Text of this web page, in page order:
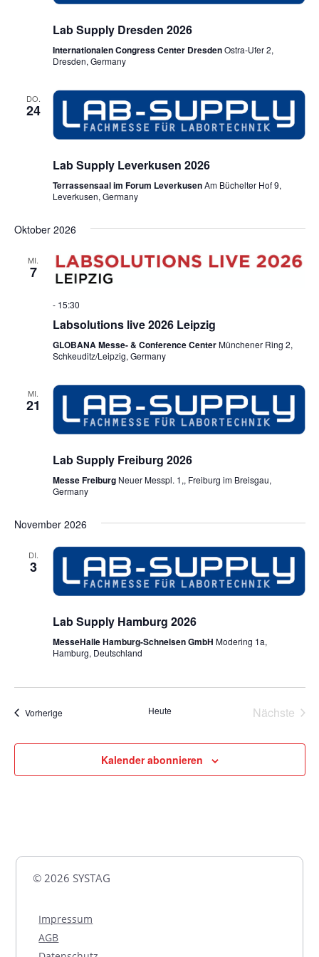
Lab Supply Dresden 2026
Internationalen Congress Center DresdenOstra-Ufer 2,
Dresden, Germany
DO.
24
Lab Supply Leverkusen 2026
Terrassensaal im Forum LeverkusenAm Büchelter Hof 9,
Leverkusen, Germany
Oktober 2026
MI.
7
- 15:30
Labsolutions live 2026 Leipzig
GLOBANA Messe- & Conference CenterMünchener Ring 2,
Schkeuditz/Leipzig, Germany
MI.
21
Lab Supply Freiburg 2026
Messe Freiburg Neuer Messpl. 1,, Freiburg im Breisgau,
Germany
November 2026
DI.
3
Lab Supply Hamburg 2026
MesseHalle Hamburg-Schnelsen GmbH Modering 1a,
Hamburg, Deutschland
VorherigeVeranstaltungen Heute
Nächste
Kalender abonnieren
© 2026 SYSTAG
Impressum
AGB